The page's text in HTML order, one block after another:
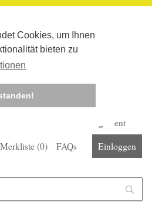
Cookies, um Ihnen
bieten zu
Corona-Management
Merkliste (0) FAQs Einloggen